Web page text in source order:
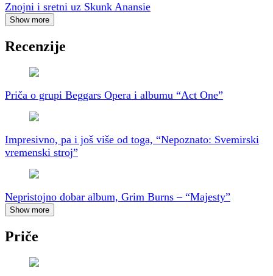
Znojni i sretni uz Skunk Anansie
Show more
Recenzije
Priča o grupi Beggars Opera i albumu “Act One”
Impresivno, pa i još više od toga, “Nepoznato: Svemirski
vremenski stroj”
Nepristojno dobar album, Grim Burns – “Majesty”
Show more
Priče